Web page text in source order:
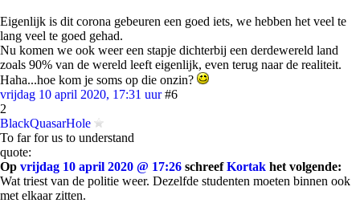
Eigenlijk is dit corona gebeuren een goed iets, we hebben het veel te
lang veel te goed gehad.
Nu komen we ook weer een stapje dichterbij een derdewereld land
zoals 90% van de wereld leeft eigenlijk, even terug naar de realiteit.
Haha...hoe kom je soms op die onzin?
vrijdag 10 april 2020, 17:31 uur #6
2
BlackQuasarHole
To far for us to understand
quote:
Op vrijdag 10 april 2020 @ 17:26 schreefKortak het volgende:
Wat triest van de politie weer. Dezelfde studenten moeten binnen ook
met elkaar zitten.